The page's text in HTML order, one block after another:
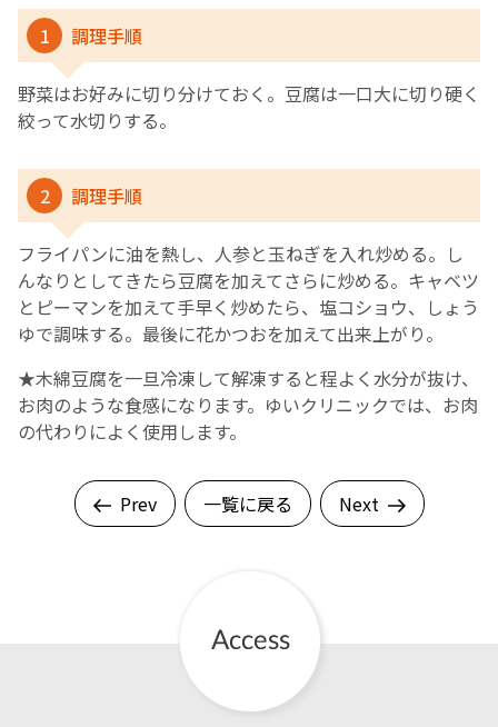
1 調理手順
野菜はお好みに切り分けておく。豆腐は一口大に切り硬く
絞って水切りする。
2 調理手順
フライパンに油を熱し、人参と玉ねぎを入れ炒める。し
んなりとしてきたら豆腐を加えてさらに炒める。キャベツ
とピーマンを加えて手早く炒めたら、塩コショウ、しょう
ゆで調味する。最後に花かつおを加えて出来上がり。
★木綿豆腐を一旦冷凍して解凍すると程よく水分が抜け、
お肉のような食感になります。ゆいクリニックでは、お肉
の代わりによく使用します。
Prev 一覧に戻る Next